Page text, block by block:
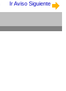
Ir Aviso Siguiente